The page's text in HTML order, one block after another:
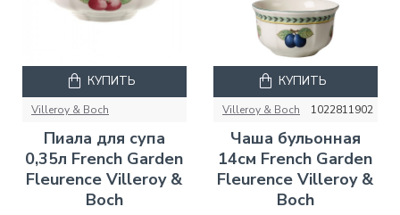
Villeroy & Boch
Пиала для супа
0,35л French Garden
Fleurence Villeroy &
Boch
КУПИТЬ
Villeroy & Boch 1022811902
Чаша бульонная
14см French Garden
Fleurence Villeroy &
Boch
КУПИТЬ